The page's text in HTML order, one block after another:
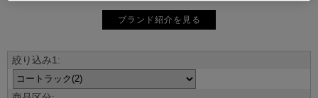
ブランド紹介を見る